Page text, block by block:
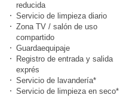
reducida
Servicio de limpieza diario
Zona TV / salón de uso
compartido
Guardaequipaje
Registro de entrada y salida
exprés
Servicio de lavandería*
Servicio de limpieza en seco*